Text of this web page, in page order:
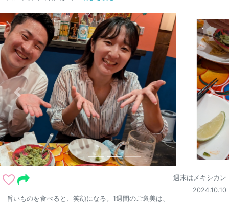
週末はメキシカン
2024.10.10
旨いものを食べると、笑顔になる。1週間のご褒美は、